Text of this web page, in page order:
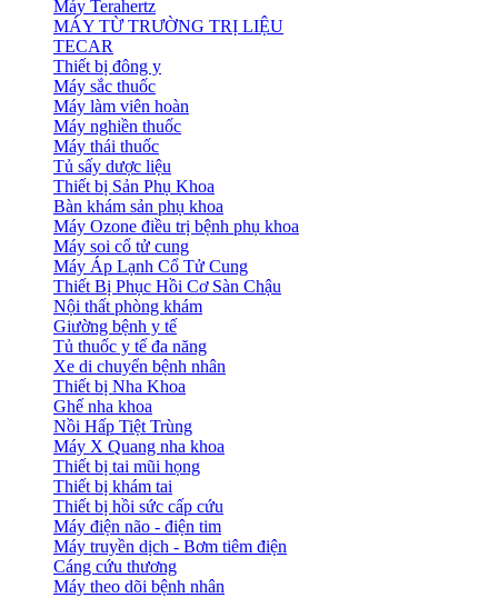
Máy Terahertz
MÁY TỪ TRƯỜNG TRỊ LIỆU
TECAR
Thiết bị đông y
Máy sắc thuốc
Máy làm viên hoàn
Máy nghiền thuốc
Máy thái thuốc
Tủ sấy dược liệu
Thiết bị Sản Phụ Khoa
Bàn khám sản phụ khoa
Máy Ozone điều trị bệnh phụ khoa
Máy soi cổ tử cung
Máy Áp Lạnh Cổ Tử Cung
Thiết Bị Phục Hồi Cơ Sàn Chậu
Nội thất phòng khám
Giường bệnh y tế
Tủ thuốc y tế đa năng
Xe di chuyển bệnh nhân
Thiết bị Nha Khoa
Ghế nha khoa
Nồi Hấp Tiệt Trùng
Máy X Quang nha khoa
Thiết bị tai mũi họng
Thiết bị khám tai
Thiết bị hồi sức cấp cứu
Máy điện não - điện tim
Máy truyền dịch - Bơm tiêm điện
Cáng cứu thương
Máy theo dõi bệnh nhân